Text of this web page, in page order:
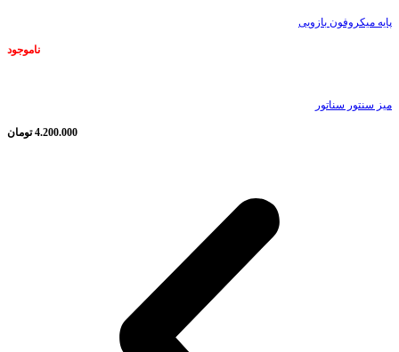
پایه میکروفون بازویی
ناموجود
میز سنتور سناتور
4.200.000 تومان